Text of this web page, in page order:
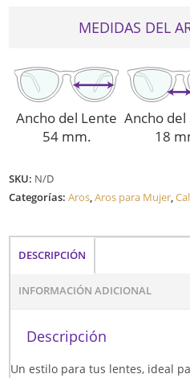
MEDIDAS DEL
Ancho del Lente
54 mm.
Ancho del
18
SKU: N/D
Categorías:Aros,Aros para Mujer,
DESCRIPCIÓN
INFORMACIÓN ADICIONAL
Descripción
Un estilo para tus lentes, ideal